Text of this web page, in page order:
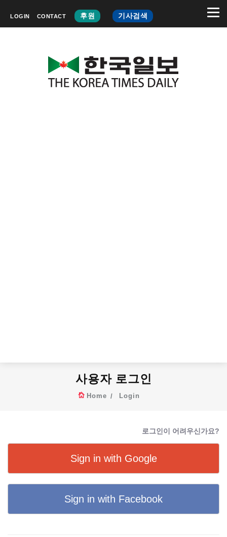
LOGIN CONTACT 후원 기사검색
사용자 로그인
Home Login
로그인이 어려우신가요?
Sign in with Google
Sign in with Facebook